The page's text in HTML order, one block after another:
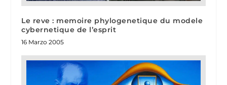
Le reve : memoire phylogenetique du modele
cybernetique de l’esprit
16 Marzo 2005